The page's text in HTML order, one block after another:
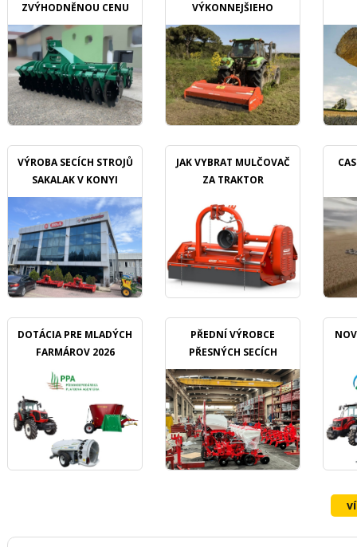
ZVÝHODNĚNOU CENU
VÝKONNEJŠIEHO
MULČOVAČU
VÝROBA SECÍCH STROJŮ
SAKALAK V KONYI
JAK VYBRAT MULČOVAČ
ZA TRAKTOR
DOTÁCIA PRE MLADÝCH
FARMÁROV 2026
PŘEDNÍ VÝROBCE
PŘESNÝCH SECÍCH
STROJŮ OZDOKEN